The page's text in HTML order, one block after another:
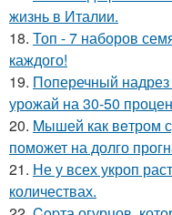
жизнь в Италии.
18. Топ - 7 наборов
каждого!
19. Поперечный
урожай на 30-50
20. Mышей как вeтром
поможет на долго
21. Не у всех укроп
количествах.